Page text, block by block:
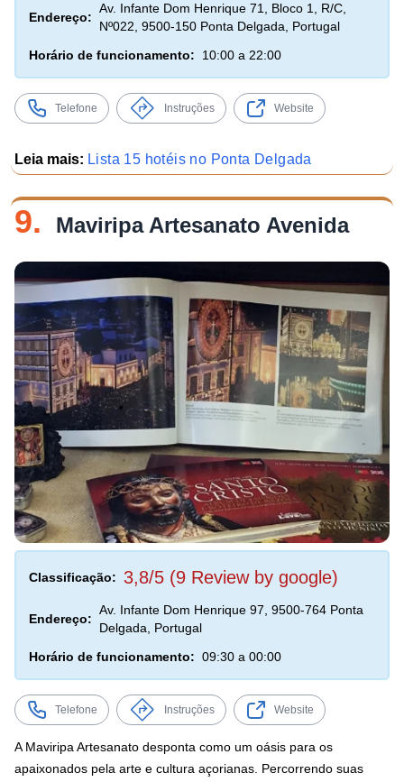
Endereço:
Av. Infante Dom Henrique 71, Bloco 1, R/C,
Nº022, 9500-150 Ponta Delgada, Portugal
Horário de funcionamento:
10:00 a 22:00
Telefone Instruções Website
Leia mais: Lista 15 hotéis no Ponta Delgada
9. Maviripa Artesanato Avenida
Classificação: 3,8/5 (9 Review by google)
Endereço:
Av. Infante Dom Henrique 97, 9500-764 Ponta
Delgada, Portugal
Horário de funcionamento: 09:30 a 00:00
Telefone Instruções Website
A Maviripa Artesanato desponta como um oásis para os
apaixonados pela arte e cultura açorianas. Percorrendo suas